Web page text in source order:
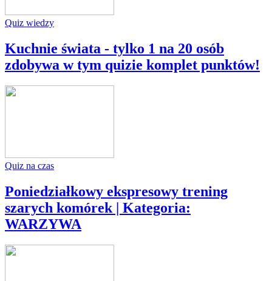
Quiz wiedzy
Kuchnie świata - tylko 1 na 20 osób
zdobywa w tym quizie komplet punktów!
Quiz na czas
Poniedziałkowy ekspresowy trening
szarych komórek | Kategoria:
WARZYWA